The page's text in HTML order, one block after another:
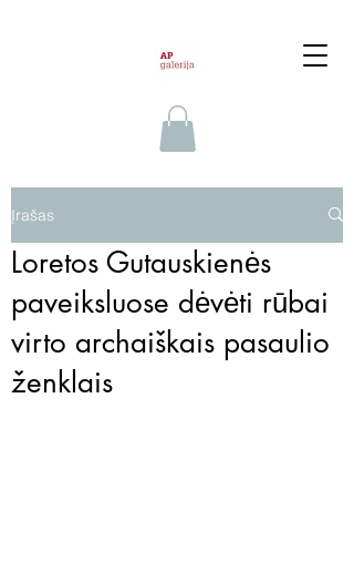
Įrašas
Loretos Gutauskienės
paveiksluose dėvėti rūbai
virto archaiškais pasaulio
ženklais